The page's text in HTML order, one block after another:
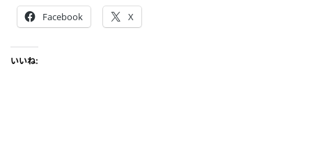
Facebook X
いいね: